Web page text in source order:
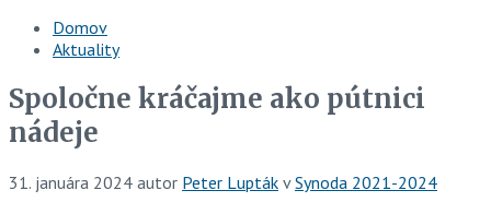
Domov
Aktuality
Spoločne kráčajme ako pútnici
nádeje
31. januára 2024 autor Peter Lupták vSynoda 2021-2024